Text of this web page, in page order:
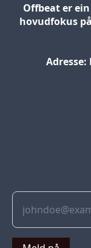
Offbeat er
hovudfokus
Adresse: